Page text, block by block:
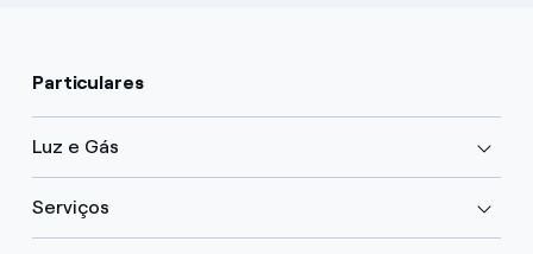
Particulares
Luz e Gás
Serviços